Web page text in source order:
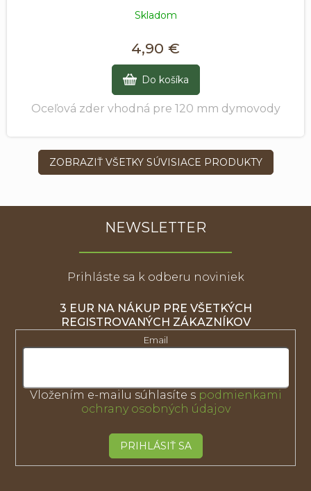
Skladom
4,90 €
Do košíka
Oceľová zder vhodná pre 120 mm dymovody
ZOBRAZIŤ VŠETKY SÚVISIACE PRODUKTY
NEWSLETTER
Prihláste sa k odberu noviniek
3 EUR NA NÁKUP PRE VŠETKÝCH
REGISTROVANÝCH ZÁKAZNÍKOV
Email
Vložením e-mailu súhlasíte s podmienkami
ochrany osobných údajov
PRIHLÁSIŤ SA